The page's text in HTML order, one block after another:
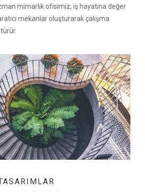
mimarlık ofisimiz, iş hayatına değer
mekanlar oluşturarak çalışma